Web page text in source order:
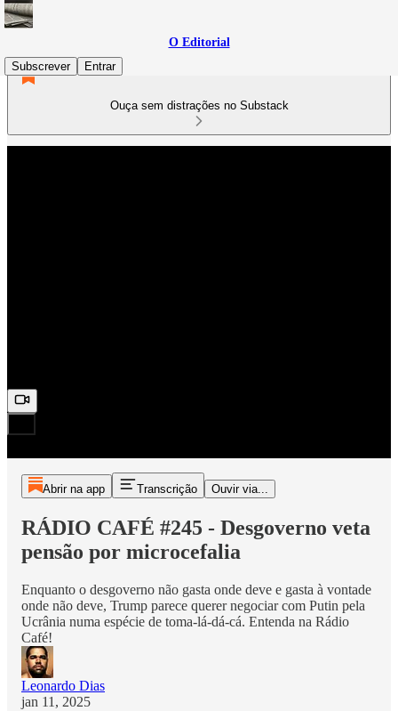
O Editorial
Subscrever
Entrar
Ouça sem distrações no Substack
Abrir na app Transcrição Ouvir via...
RÁDIO CAFÉ #245 - Desgoverno veta
pensão por microcefalia
Enquanto o desgoverno não gasta onde deve e gasta à vontade
onde não deve, Trump parece querer negociar com Putin pela
Ucrânia numa espécie de toma-lá-dá-cá. Entenda na Rádio
Café!
Leonardo Dias
jan 11, 2025